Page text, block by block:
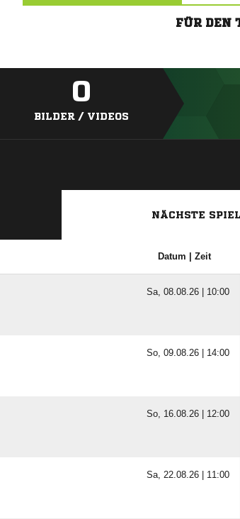
FÜR DEN
0
BILDER / VIDEOS
NÄCHSTE
Datum | Zeit
Sa, 08.08.26 | 10:00
So, 09.08.26 | 14:00
So, 16.08.26 | 12:00
Sa, 22.08.26 | 11:00